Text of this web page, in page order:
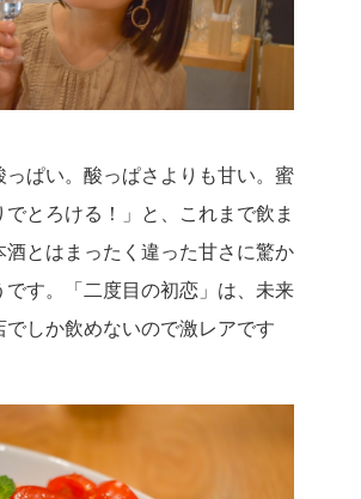
っぱい。酸っぱさよりも甘い。蜜
でとろける！」と、これまで飲ま
酒とはまったく違った甘さに驚か
です。「二度目の初恋」は、未来
でしか飲めないので激レアです